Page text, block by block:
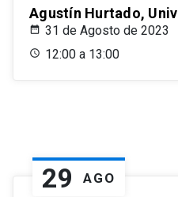
Agustín Hurtado,
31 de Agosto de 2023
12:00 a 13:00
29 AGO